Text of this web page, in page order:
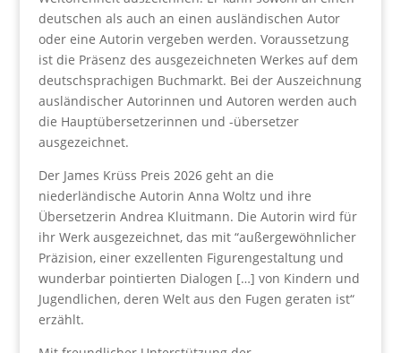
deutschen als auch an einen ausländischen Autor
oder eine Autorin vergeben werden. Voraussetzung
ist die Präsenz des ausgezeichneten Werkes auf dem
deutschsprachigen Buchmarkt. Bei der Auszeichnung
ausländischer Autorinnen und Autoren werden auch
die Hauptübersetzerinnen und -übersetzer
ausgezeichnet.
Der James Krüss Preis 2026 geht an die
niederländische Autorin Anna Woltz und ihre
Übersetzerin Andrea Kluitmann. Die Autorin wird für
ihr Werk ausgezeichnet, das mit “außergewöhnlicher
Präzision, einer exzellenten Figurengestaltung und
wunderbar pointierten Dialogen […] von Kindern und
Jugendlichen, deren Welt aus den Fugen geraten ist“
erzählt.